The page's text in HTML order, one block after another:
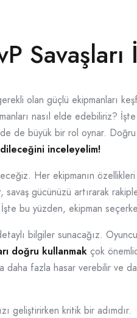
olan güçlü ekipmanları
nasıl elde edebiliriz?
de büyük bir rol oynar.
inceleyelim!
Her ekipmanın
savaş gücünüzü artırarak
bu yüzden, ekipman
bilgiler sunacağız.
doğru kullanmak çok
daha fazla hasar verebilir ve
geliştirirken kritik bir adımdır.